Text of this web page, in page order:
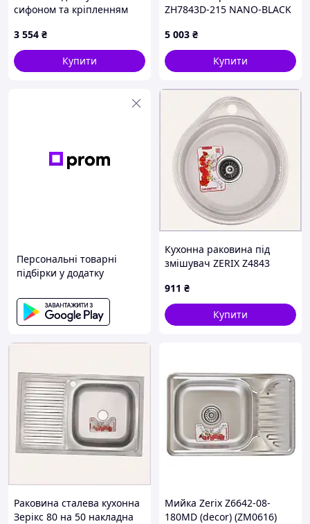
сифоном та кріпленням
3 554 ₴
Купити
ZH7843D-215 NANO-BLACK
5 003 ₴
Купити
Персональні товарні
підбірки у додатку
Кухонна раковина під
змішувач ZERIX Z4843
911 ₴
Купити
Раковина сталева кухонна
Зерікс 80 на 50 накладна
Мийка Zerix Z6642-08-
180MD (decor) (ZM0616)